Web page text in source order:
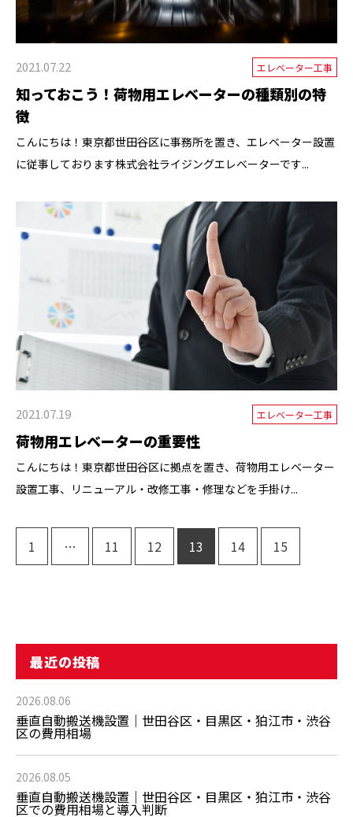
2021.07.22 エレベーター工事
知っておこう！荷物用エレベーターの種類別の特
徴
こんにちは！東京都世田谷区に事務所を置き、エレベーター設置
に従事しております株式会社ライジングエレベーターです...
2021.07.19 エレベーター工事
荷物用エレベーターの重要性
こんにちは！東京都世田谷区に拠点を置き、荷物用エレベーター
設置工事、リニューアル・改修工事・修理などを手掛け...
1 … 11 12 13 14 15
最近の投稿
2026.08.06
垂直自動搬送機設置｜世田谷区・目黒区・狛江市・渋谷
区の費用相場
2026.08.05
垂直自動搬送機設置｜世田谷区・目黒区・狛江市・渋谷
区での費用相場と導入判断